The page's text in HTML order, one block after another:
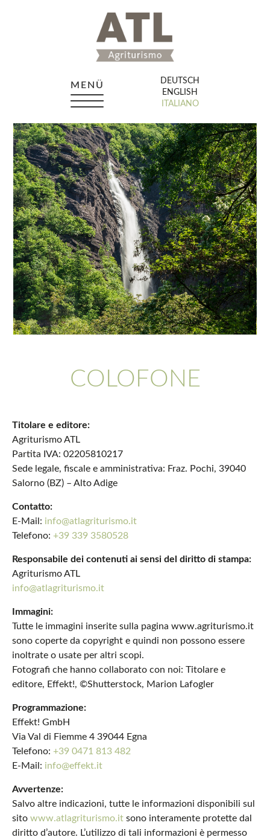
MENÜ
DEUTSCH
ENGLISH
ITALIANO
COLOFONE
Titolare e editore:
Agriturismo ATL
Partita IVA: 02205810217
Sede legale, fiscale e amministrativa: Fraz. Pochi, 39040
Salorno (BZ) – Alto Adige
Contatto:
E-Mail: info@atlagriturismo.it
Telefono: +39 339 3580528
Responsabile dei contenuti ai sensi del diritto di stampa:
Agriturismo ATL
info@atlagriturismo.it
Immagini:
Tutte le immagini inserite sulla pagina www.agriturismo.it
sono coperte da copyright e quindi non possono essere
inoltrate o usate per altri scopi.
Fotografi che hanno collaborato con noi: Titolare e
editore, Effekt!, ©Shutterstock, Marion Lafogler
Programmazione:
Effekt! GmbH
Via Val di Fiemme 4 39044 Egna
Telefono: +39 0471 813 482
E-Mail: info@effekt.it
Avvertenze:
Salvo altre indicazioni, tutte le informazioni disponibili sul
sito www.atlagriturismo.it sono interamente protette dal
diritto d’autore. L’utilizzo di tali informazioni è permesso